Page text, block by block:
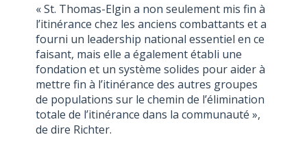
« St. Thomas-Elgin a non seulement mis fin à
l’itinérance chez les anciens combattants et a
fourni un leadership national essentiel en ce
faisant, mais elle a également établi une
fondation et un système solides pour aider à
mettre fin à l’itinérance des autres groupes
de populations sur le chemin de l’élimination
totale de l’itinérance dans la communauté »,
de dire Richter.